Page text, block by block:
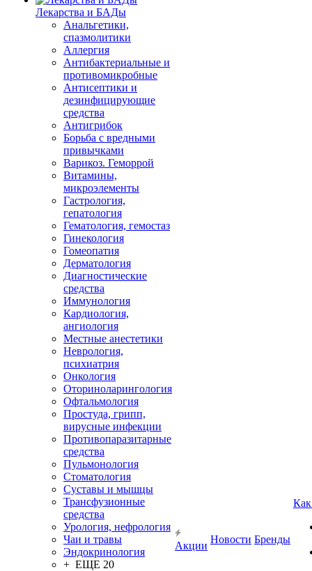
Лекарства и БАДы
Анальгетики,
спазмолитики
Аллергия
Антибактериальные и
противомикробные
Антисептики и
дезинфицирующие
средства
Антигрибок
Борьба с вредными
привычками
Варикоз. Геморрой
Витамины,
микроэлементы
Гастрология,
гепатология
Гематология, гемостаз
Гинекология
Гомеопатия
Дерматология
Диагностические
средства
Иммунология
Кардиология,
ангиология
Местные анестетики
Неврология,
психиатрия
Онкология
Оториноларингология
Офтальмология
Простуда, грипп,
вирусные инфекции
Противопаразитарные
средства
Пульмонология
Стоматология
Суставы и мышцы
Трансфузионные
средства
Урология, нефрология
Чаи и травы
Эндокринология
+ ЕЩЕ 20
Акции
Новости Бренды